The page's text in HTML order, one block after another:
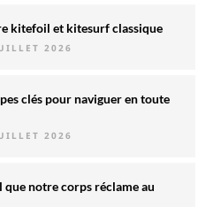
kitefoil et kitesurf classique
2026
clés pour naviguer en toute
2026
que notre corps réclame au